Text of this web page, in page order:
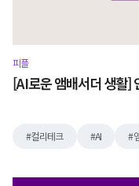
피플
[AI로운 앰배서더 생활]
컬리테크 AI